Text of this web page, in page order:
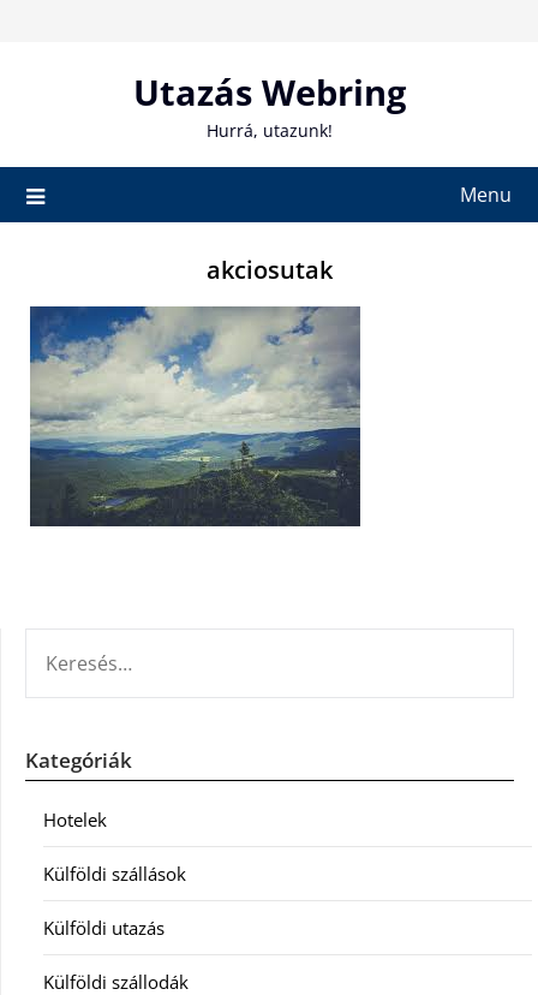
Utazás Webring
Hurrá, utazunk!
Menu
akciosutak
Kategóriák
Hotelek
Külföldi szállások
Külföldi utazás
Külföldi szállodák